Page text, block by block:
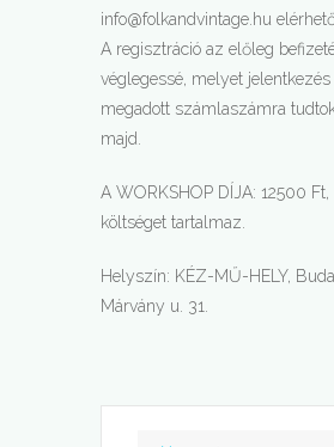
info@folkandvintage.hu
A regisztráció az előleg
véglegessé, melyet jelentkezés
megadott számlaszámra
majd.
A WORKSHOP DÍJA: 12500
költséget tartalmaz.
Helyszín: KÉZ-MŰ-HELY,
Márvány u. 31.